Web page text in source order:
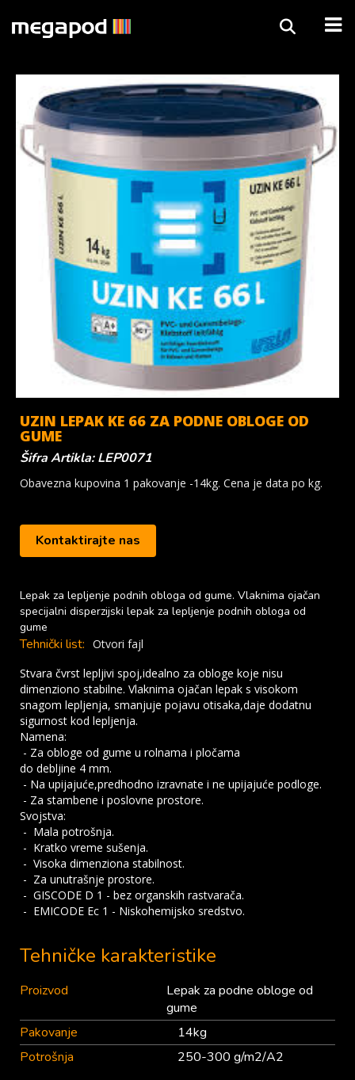
UZIN LEPAK KE 66 ZA PODNE OBLOGE OD
GUME
Šifra Artikla: LEP0071
Obavezna kupovina 1 pakovanje -14kg. Cena je data po kg.
Kontaktirajte nas
Lepak za lepljenje podnih obloga od gume. Vlaknima ojačan
specijalni disperzijski lepak za lepljenje podnih obloga od
gume
Tehnički list: Otvori fajl
Stvara čvrst lepljivi spoj,idealno za obloge koje nisu
dimenziono stabilne. Vlaknima ojačan lepak s visokom
snagom lepljenja, smanjuje pojavu otisaka,daje dodatnu
sigurnost kod lepljenja.
Namena:
- Za obloge od gume u rolnama i pločama
do debljine 4 mm.
- Na upijajuće,predhodno izravnate i ne upijajuće podloge.
- Za stambene i poslovne prostore.
Svojstva:
- Mala potrošnja.
- Kratko vreme sušenja.
- Visoka dimenziona stabilnost.
- Za unutrašnje prostore.
- GISCODE D 1 - bez organskih rastvarača.
- EMICODE Ec 1 - Niskohemijsko sredstvo.
Tehničke karakteristike
Proizvod
Lepak za podne obloge od
gume
Pakovanje
14kg
Potrošnja
250-300 g/m2/A2